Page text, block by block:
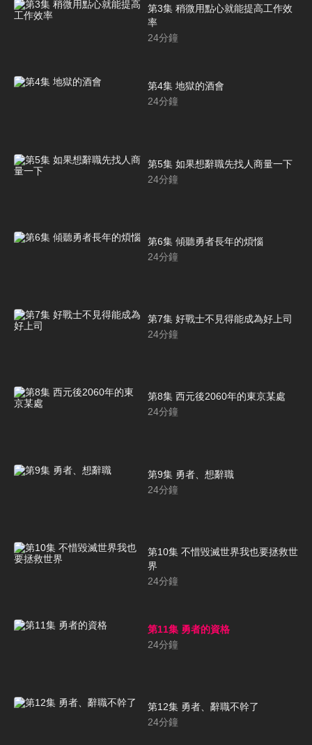
第3集 稍微用點心就能提高工作效
率
24分鐘
第4集 地獄的酒會
24分鐘
第5集 如果想辭職先找人商量一下
24分鐘
第6集 傾聽勇者長年的煩惱
24分鐘
第7集 好戰士不見得能成為好上司
24分鐘
第8集 西元後2060年的東京某處
24分鐘
第9集 勇者、想辭職
24分鐘
第10集 不惜毀滅世界我也要拯救世
界
24分鐘
第11集 勇者的資格
24分鐘
第12集 勇者、辭職不幹了
24分鐘